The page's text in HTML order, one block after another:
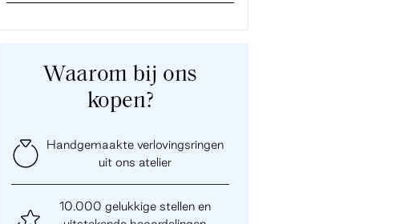
Waarom bij ons
kopen?
Handgemaakte verlovingsringen
uit ons atelier
10.000 gelukkige stellen en